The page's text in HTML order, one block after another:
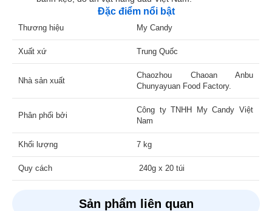
Đặc điểm nổi bật
Thương hiệu My Candy
Xuất xứ Trung Quốc
Nhà sản xuất
Chaozhou Chaoan Anbu
Chunyayuan Food Factory.
Phân phối bởi
Công ty TNHH My Candy Việt
Nam
Khối lượng 7 kg
Quy cách 240g x 20 túi
Sản phẩm liên quan